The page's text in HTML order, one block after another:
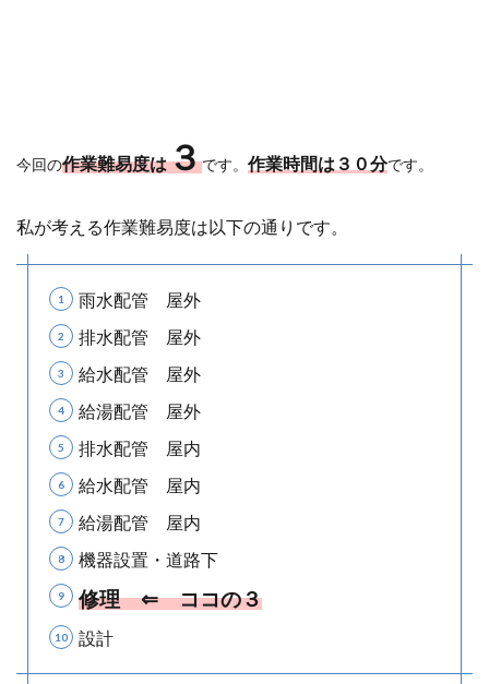
今回の作業難易度は３です。 作業時間は３０分です。
私が考える作業難易度は以下の通りです。
雨水配管 屋外
排水配管 屋外
給水配管 屋外
給湯配管 屋外
排水配管 屋内
給水配管 屋内
給湯配管 屋内
機器設置・道路下
修理 ⇐ ココの３
設計